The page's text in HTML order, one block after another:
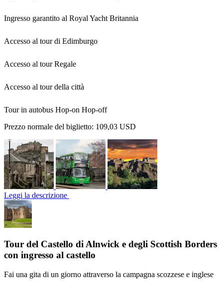
Ingresso garantito al Royal Yacht Britannia
Accesso al tour di Edimburgo
Accesso al tour Regale
Accesso al tour della città
Tour in autobus Hop-on Hop-off
Prezzo normale del biglietto: 109,03 USD
Leggi la descrizione
Tour del Castello di Alnwick e degli Scottish Borders
con ingresso al castello
Fai una gita di un giorno attraverso la campagna scozzese e inglese